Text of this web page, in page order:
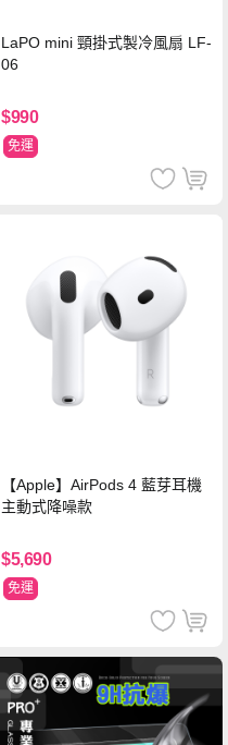
LaPO mini 頸掛式製冷風扇 LF-
06
$990
免運
【Apple】AirPods 4 藍芽耳機
主動式降噪款
$5,690
免運